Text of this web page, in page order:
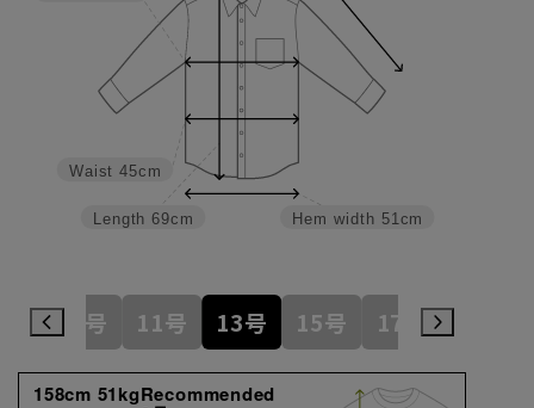
Hem width 51cm
Length 69cm
Waist 45cm
7号 9号 11号 13号 15号 17号
158cm 51kgRecommended